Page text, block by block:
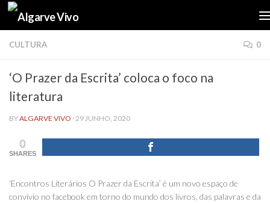
Skip to content
CULTURA 0
‘O Prazer da Escrita’ coloca o foco na
literatura
BYALGARVE VIVO ·29 JUNHO, 2020
0
SHARES
‘Encontros Literários O Prazer da Escrita’ é um novo espaço de
convívio no facebook em torno do mundo dos livros, das palavras e da